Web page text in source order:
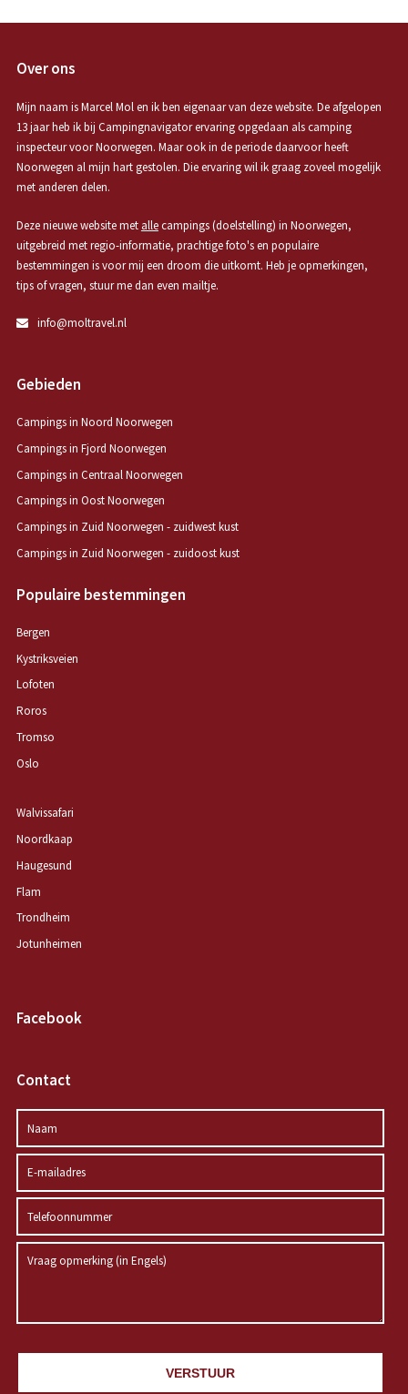
Over ons
Mijn naam is Marcel Mol en ik ben eigenaar van deze website. De afgelopen
13 jaar heb ik bij Campingnavigator ervaring opgedaan als camping
inspecteur voor Noorwegen. Maar ook in de periode daarvoor heeft
Noorwegen al mijn hart gestolen. Die ervaring wil ik graag zoveel mogelijk
met anderen delen.
Deze nieuwe website met allecampings (doelstelling) in Noorwegen,
uitgebreid met regio-informatie, prachtige foto's en populaire
bestemmingen is voor mij een droom die uitkomt. Heb je opmerkingen,
tips of vragen, stuur me dan even mailtje.
info@moltravel.nl
Gebieden
Campings in Noord Noorwegen
Campings in Fjord Noorwegen
Campings in Centraal Noorwegen
Campings in Oost Noorwegen
Campings in Zuid Noorwegen - zuidwest kust
Campings in Zuid Noorwegen - zuidoost kust
Populaire bestemmingen
Bergen
Kystriksveien
Lofoten
Roros
Tromso
Oslo
Walvissafari
Noordkaap
Haugesund
Flam
Trondheim
Jotunheimen
Facebook
Contact
VERSTUUR